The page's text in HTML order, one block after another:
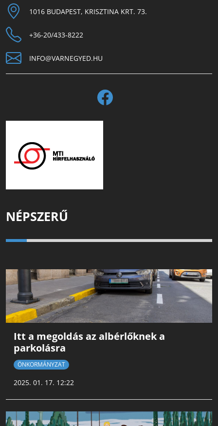
1016 BUDAPEST, KRISZTINA KRT. 73.
+36-20/433-8222
INFO@VARNEGYED.HU
NÉPSZERŰ
Itt a megoldás az albérlőknek a
parkolásra
ÖNKORMÁNYZAT
2025. 01. 17. 12:22